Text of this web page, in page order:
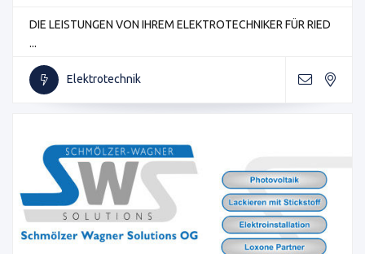
DIE LEISTUNGEN VON IHREM ELEKTROTECHNIKER FÜR RIED
...
Elektrotechnik